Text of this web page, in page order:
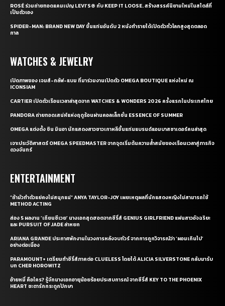
ROSÉ ร่วมถ่ายทอดแคมเปญ LEVI’S® กับ KEEP IT LOOSE. สร้างสรรค์นิยามใหม่ในสไตล์ที่
เป็นตัวเอง
SPIDER-MAN: BRAND NEW DAY ขึ้นแท่นอันดับ 2 หนังทำรายได้เปิดตัวทั่วโลกสูงสุดตลอด
กาล
WATCHES & JEWELRY
เปิดภาพของ เจมส์-กลัฟ-แบม ที่มาร่วมงานเปิดตัว OMEGA BOUTIQUE แห่งใหม่ ณ
ICONSIAM
CARTIER เปิดตัวเรือนเวลาล่าสุดจาก WATCHES & WONDERS 2026 ครั้งแรกในประเทศไทย
PANDORA ถ่ายทอดเสน่ห์แห่งฤดูร้อนผ่านคอลเล็กชั่น ESSENCE OF SUMMER
OMEGA แต่งตั้ง ชิน มินอา นักแสดงสาวชาวเกาหลีขึ้นแท่นแบรนด์แอมบาสซาเดอร์คนล่าสุด
เจาะประวัติศาสตร์ OMEGA SPEEDMASTER จากจุดเริ่มต้นความล้ำสมัยของเรือนเวลาสู่ภารกิจ
ดวงจันทร์
ENTERTAINMENT
“ถ้ามัวทำตัวแย่คงไม่สนุกแน่” ANYA TAYLOR-JOY เผยเหตุผลที่นักแสดงหญิงไม่สามารถใช้
METHOD ACTING
ส่อง 5 ผลงาน ‘เถียนซีเวย’ นางเอกสุดฮอตจากซีรี่ส์ GENIUS GIRLFRIEND แฟนสาวอัจฉริยะ
และ PURSUIT OF JADE ล่าหยก
ARIANA GRANDE ประกาศพักงานในวงการหลังจบทัวร์ จากการถูกวิจารณ์ว่า ‘ผอมเกินไป’
อย่างต่อเนื่อง
PARAMOUNT+ เตรียมทำซีรี่ส์ภาคต่อ CLUELESS โดยได้ ALICIA SILVERSTONE กลับมารับ
บท CHER HOROWITZ
อ้ายหมี่ คือใคร? รู้จักนางเอกอายุน้อยร้อยประสบการณ์ จากซีรี่ส์ KEY TO THE PHOENIX
HEART ชะตารักกระดูกปักษา